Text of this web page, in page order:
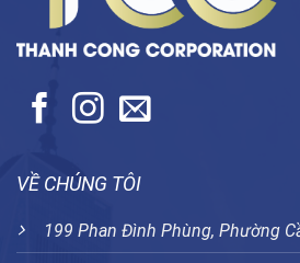
VỀ CHÚNG TÔI
199 Phan Đình Phùng, Phường